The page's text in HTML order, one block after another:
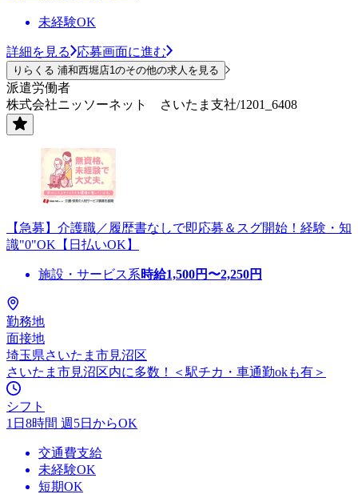
未経験OK
詳細を見る 応募画面に進む
りらくる 浦和西堀店1のその他の求人を見る
派遣労働者
株式会社ニッソーネット さいたま支社/1201_6408
【急募】介護職／履歴書なしで即応募＆スグ開始！経験・知
識"0"OK【日払いOK】
施設・サービス系時給1,500円〜2,250円
勤務地
面接地
埼玉県さいたま市見沼区
さいたま市見沼区内に多数！＜駅チカ・車通勤okも有＞
シフト
1日8時間 週5日からOK
交通費支給
未経験OK
短期OK